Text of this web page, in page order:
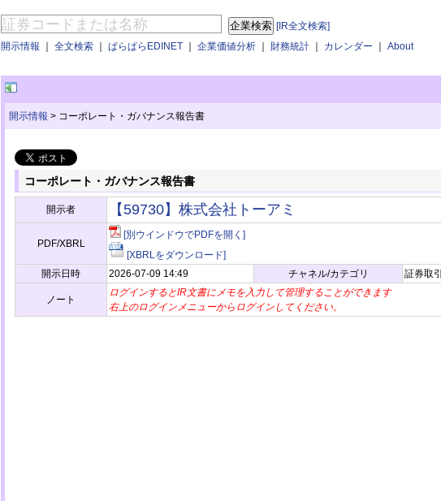
[IR全文検索]
開示情報 ｜ 全文検索 ｜ ぱらぱらEDINET ｜ 企業価値分析 ｜ 財務統計 ｜ カレンダー ｜ About
開示情報 > コーポレート・ガバナンス報告書
コーポレート・ガバナンス報告書
開示者 【59730】株式会社トーアミ
PDF/XBRL
[別ウインドウでPDFを開く]
[XBRLをダウンロード]
開示日時
2026-07-09 14:49 チャネル/カテゴリ 証券取
ノート
ログインするとIR文書にメモを入力して管理することができます
右上のログインメニューからログインしてください。